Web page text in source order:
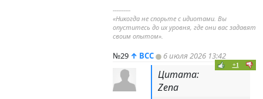
----------
«Никогда не спорьте с идиотами. Вы
опуститесь до их уровня, где они вас задавят
своим опытом».
№29 ↑ ВСС 6 июля 2026 13:42
+1
Цитата:
Zena